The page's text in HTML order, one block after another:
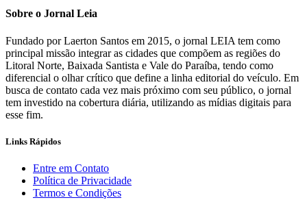
Sobre o Jornal Leia
Fundado por Laerton Santos em 2015, o jornal LEIA tem como
principal missão integrar as cidades que compõem as regiões do
Litoral Norte, Baixada Santista e Vale do Paraíba, tendo como
diferencial o olhar crítico que define a linha editorial do veículo. Em
busca de contato cada vez mais próximo com seu público, o jornal
tem investido na cobertura diária, utilizando as mídias digitais para
esse fim.
Links Rápidos
Entre em Contato
Política de Privacidade
Termos e Condições